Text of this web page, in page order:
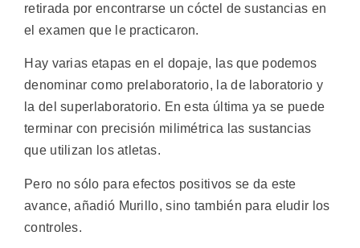
retirada por encontrarse un cóctel de sustancias en
el examen que le practicaron.
Hay varias etapas en el dopaje, las que podemos
denominar como prelaboratorio, la de laboratorio y
la del superlaboratorio. En esta última ya se puede
terminar con precisión milimétrica las sustancias
que utilizan los atletas.
Pero no sólo para efectos positivos se da este
avance, añadió Murillo, sino también para eludir los
controles.